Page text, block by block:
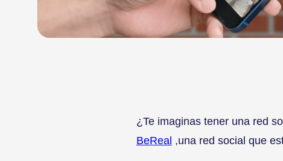
¿Te imaginas tener una red
BeReal ,una red social que